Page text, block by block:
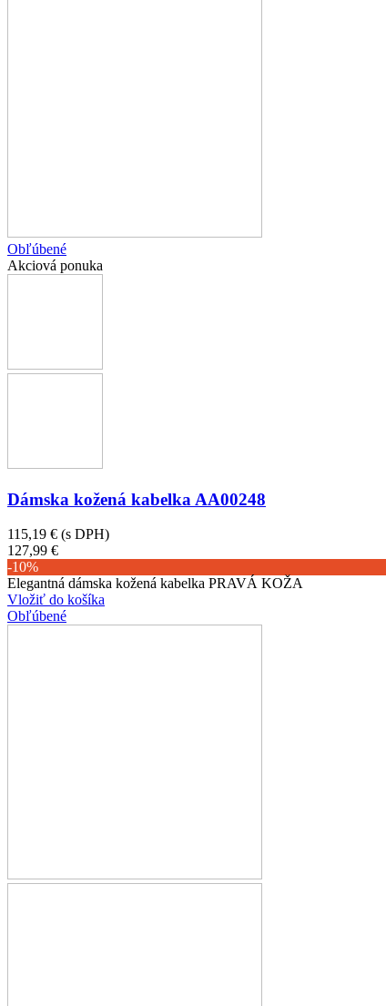
Obľúbené
Akciová ponuka
Dámska kožená kabelka AA00248
115,19 € (s DPH)
127,99 €
-10%
Elegantná dámska kožená kabelka PRAVÁ KOŽA
Vložiť do košíka
Obľúbené